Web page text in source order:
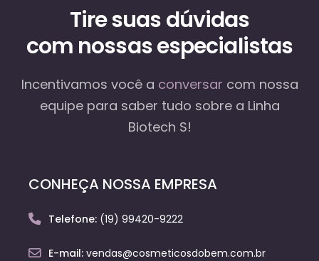
Tire suas dúvidas
com nossas especialistas
Incentivamos você a conversar com nossa
equipepara saber tudo sobre a Linha
Biotech S!
CONHEÇA NOSSA EMPRESA
Telefone: (19) 99420-9222
E-mail: vendas@cosmeticosdobem.com.br